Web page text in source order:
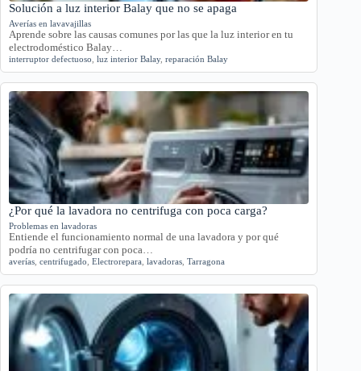
Solución a luz interior Balay que no se apaga
Averías en lavavajillas
Aprende sobre las causas comunes por las que la luz interior en tu
electrodoméstico Balay…
interruptor defectuoso luz interior Balay, reparación Balay
¿Por qué la lavadora no centrifuga con poca carga?
Problemas en lavadoras
Entiende el funcionamiento normal de una lavadora y por qué
podría no centrifugar con poca…
averías centrifugado Electrorepara lavadoras Tarragona